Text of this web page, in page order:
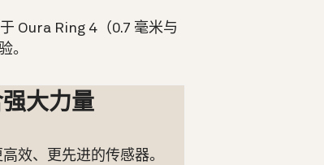
Oura Ring 4（0.7 毫米与
。
大力量
效、更先进的传感器。